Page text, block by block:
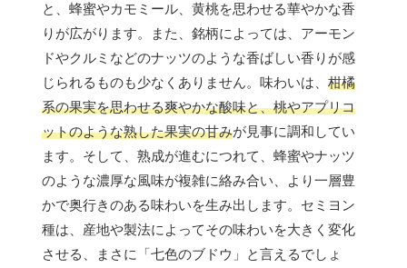
と、蜂蜜やカモミール、黄桃を思わせる華やかな香
りが広がります。また、銘柄によっては、アーモン
ドやクルミなどのナッツのような香ばしい香りが感
じられるものも少なくありません。味わいは、 柑橘
系の果実を思わせる爽やかな酸味と、桃やアプリコ
ットのような熟した果実の甘みが見事に調和してい
ます。そして、熟成が進むにつれて、蜂蜜やナッツ
のような濃厚な風味が複雑に絡み合い、より一層豊
かで奥行きのある味わいを生み出します。セミヨン
種は、産地や製法によってその味わいを大きく変化
させる、まさに「七色のブドウ」と言えるでしょ